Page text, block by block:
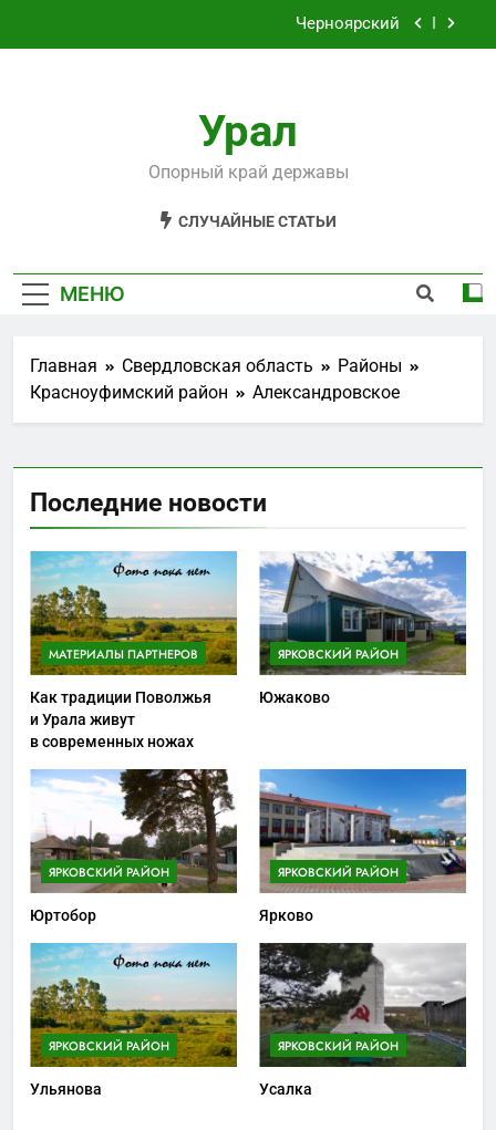
Черноярский
Староуткинск
Черноярский
Урал
Опорный край державы
СЛУЧАЙНЫЕ СТАТЬИ
МЕНЮ
Главная Свердловская область
Районы
Красноуфимский район
Александровское
Последние новости
МАТЕРИАЛЫ ПАРТНЕРОВ
Как традиции Поволжья
и Урала живут
в современных ножах
ЯРКОВСКИЙ РАЙОН
Южаково
ЯРКОВСКИЙ РАЙОН
Юртобор
ЯРКОВСКИЙ РАЙОН
Ярково
ЯРКОВСКИЙ РАЙОН
Ульянова
ЯРКОВСКИЙ РАЙОН
Усалка